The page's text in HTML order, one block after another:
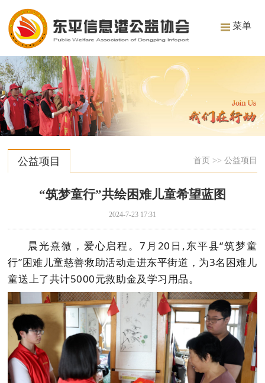
菜单
公益项目 首页 >> 公益项目
“筑梦童行”共绘困难儿童希望蓝图
2024-7-23 17:31
晨光熹微，爱心启程。7月20日,东平县“筑梦童
行”困难儿童慈善救助活动走进东平街道，为3名困难儿
童送上了共计5000元救助金及学习用品。